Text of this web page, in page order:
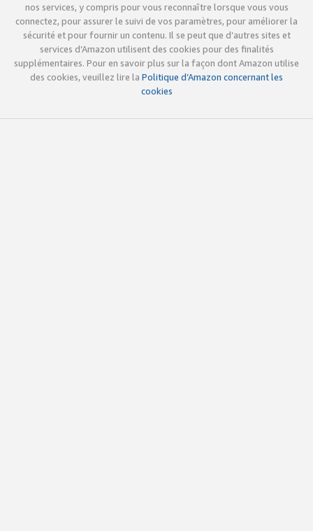
nos services, y compris pour vous reconnaître lorsque vous vous
connectez, pour assurer le suivi de vos paramètres, pour améliorer la
sécurité et pour fournir un contenu. Il se peut que d’autres sites et
services d’Amazon utilisent des cookies pour des finalités
supplémentaires. Pour en savoir plus sur la façon dont Amazon utilise
des cookies, veuillez lire la Politique d’Amazon concernant les
cookies